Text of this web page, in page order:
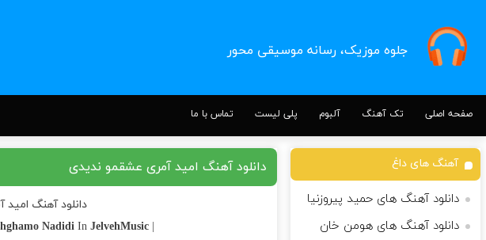
جلوه موزیک، رسانه موسیقی محور
صفحه اصلی تک آهنگ آلبوم پلی لیست تماس با ما
دانلود آهنگ امید آمری عشقمو ندیدی
دانلود آهنگ
| Download Song
Nadidi InJelvehMusic |
آهنگ های داغ
دانلود آهنگ های حمید پیروزنیا
دانلود آهنگ های هومن خان